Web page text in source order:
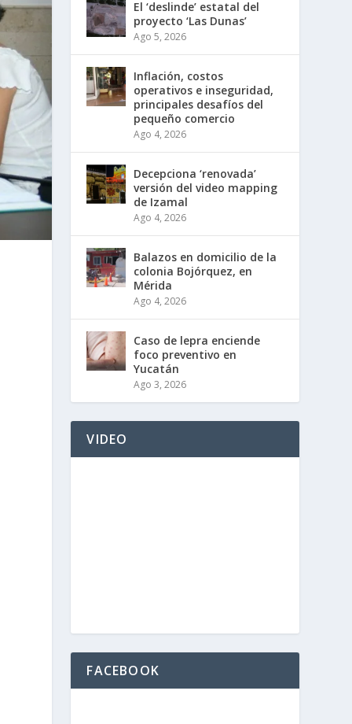
El ‘deslinde’ estatal del
proyecto ‘Las Dunas’
Ago 5, 2026
Inflación, costos
operativos e inseguridad,
principales desafíos del
pequeño comercio
Ago 4, 2026
Decepciona ‘renovada’
versión del video mapping
de Izamal
Ago 4, 2026
Balazos en domicilio de la
colonia Bojórquez, en
Mérida
Ago 4, 2026
Caso de lepra enciende
foco preventivo en
Yucatán
Ago 3, 2026
VIDEO
FACEBOOK